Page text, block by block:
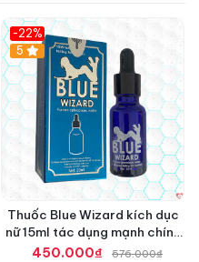
-22%
5
Thuốc Blue Wizard kích dục
nữ 15ml tác dụng mạnh chính
hãng
450.000₫ 576.000₫